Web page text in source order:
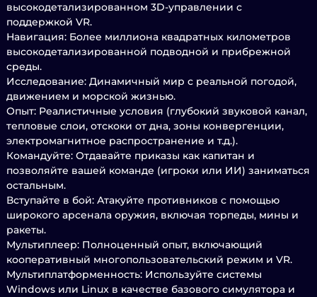
высокодетализированном 3D-управлении с
поддержкой VR.
Навигация: Более миллиона квадратных километров
высокодетализированной подводной и прибрежной
среды.
Исследование: Динамичный мир с реальной погодой,
движением и морской жизнью.
Опыт: Реалистичные условия (глубокий звуковой канал,
тепловые слои, отскоки от дна, зоны конвергенции,
электромагнитное распространение и т.д.).
Командуйте: Отдавайте приказы как капитан и
позволяйте вашей команде (игроки или ИИ) заниматься
остальным.
Вступайте в бой: Атакуйте противников с помощью
широкого арсенала оружия, включая торпеды, мины и
ракеты.
Мультиплеер: Полноценный опыт, включающий
кооперативный многопользовательский режим и VR.
Мультиплатформенность: Используйте системы
Windows или Linux в качестве базового симулятора и